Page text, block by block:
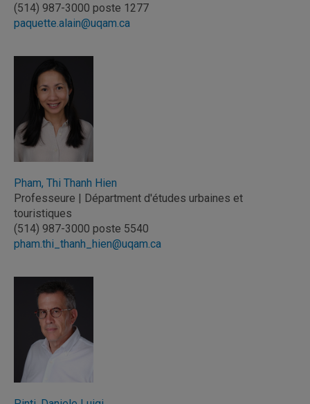
(514) 987-3000 poste 1277
paquette.alain@uqam.ca
Pham, Thi Thanh Hien
Professeure | Départment d'études urbaines et
touristiques
(514) 987-3000 poste 5540
pham.thi_thanh_hien@uqam.ca